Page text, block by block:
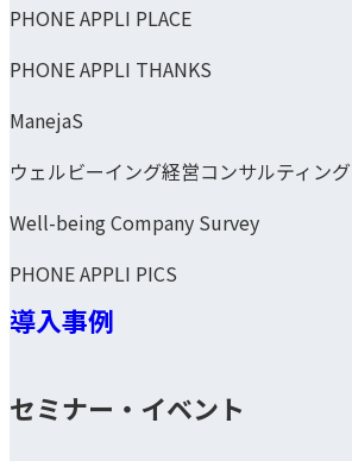
PHONE APPLI PLACE
PHONE APPLI THANKS
ManejaS
ウェルビーイング経営コンサルティング
Well-being Company Survey
PHONE APPLI PICS
導入事例
セミナー・イベント